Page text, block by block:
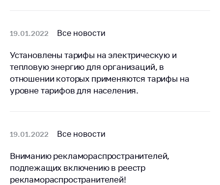
19.01.2022 Все новости
Установлены тарифы на электрическую и
тепловую энергию для организаций, в
отношении которых применяются тарифы на
уровне тарифов для населения.
19.01.2022 Все новости
Вниманию рекламораспространителей,
подлежащих включению в реестр
рекламораспространителей!